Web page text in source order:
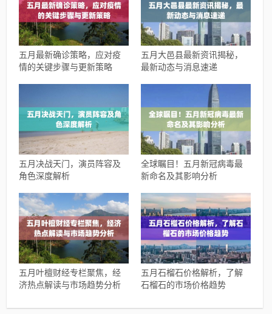
五月最新确诊策略，应对疫
情的关键步骤与更新策略
五月大邑县最新资讯揭秘，
最新动态与消息速递
五月决战天门，演员阵容及
角色深度解析
全球瞩目！五月新冠病毒最
新命名及其影响分析
五月叶檀财经专栏聚焦，经
济热点解读与市场趋势分析
五月石榴石价格解析，了解
石榴石的市场价格趋势